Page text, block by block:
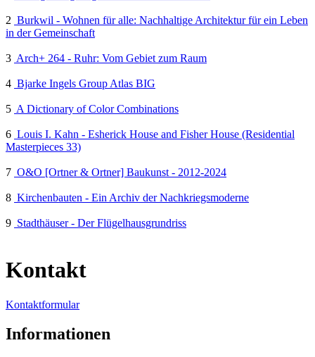
2 Burkwil - Wohnen für alle: Nachhaltige Architektur für ein Leben
in der Gemeinschaft
3 Arch+ 264 - Ruhr: Vom Gebiet zum Raum
4 Bjarke Ingels Group Atlas BIG
5 A Dictionary of Color Combinations
6 Louis I. Kahn - Esherick House and Fisher House (Residential
Masterpieces 33)
7 O&O [Ortner & Ortner] Baukunst - 2012-2024
8 Kirchenbauten - Ein Archiv der Nachkriegsmoderne
9 Stadthäuser - Der Flügelhausgrundriss
Kontakt
Kontaktformular
Informationen